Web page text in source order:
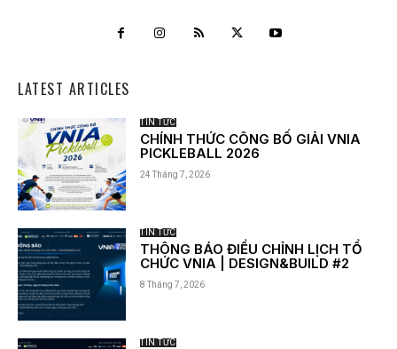
LATEST ARTICLES
TIN TỨC
CHÍNH THỨC CÔNG BỐ GIẢI VNIA
PICKLEBALL 2026
24 Tháng 7, 2026
TIN TỨC
THÔNG BÁO ĐIỀU CHỈNH LỊCH TỔ
CHỨC VNIA | DESIGN&BUILD #2
8 Tháng 7, 2026
TIN TỨC